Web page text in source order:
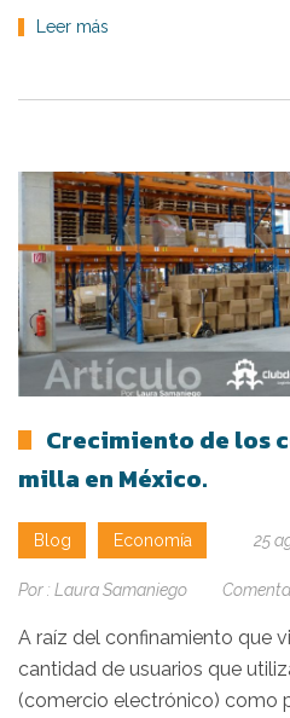
Leer más
Crecimiento de los
milla en México.
Blog Economía 25
Por : Laura Samaniego
A raíz del confinamiento que
cantidad de usuarios que
(comercio electrónico) como